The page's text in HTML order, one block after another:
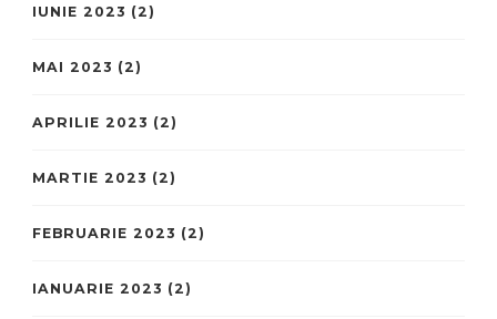
IUNIE 2023 (2)
MAI 2023 (2)
APRILIE 2023 (2)
MARTIE 2023 (2)
FEBRUARIE 2023 (2)
IANUARIE 2023 (2)